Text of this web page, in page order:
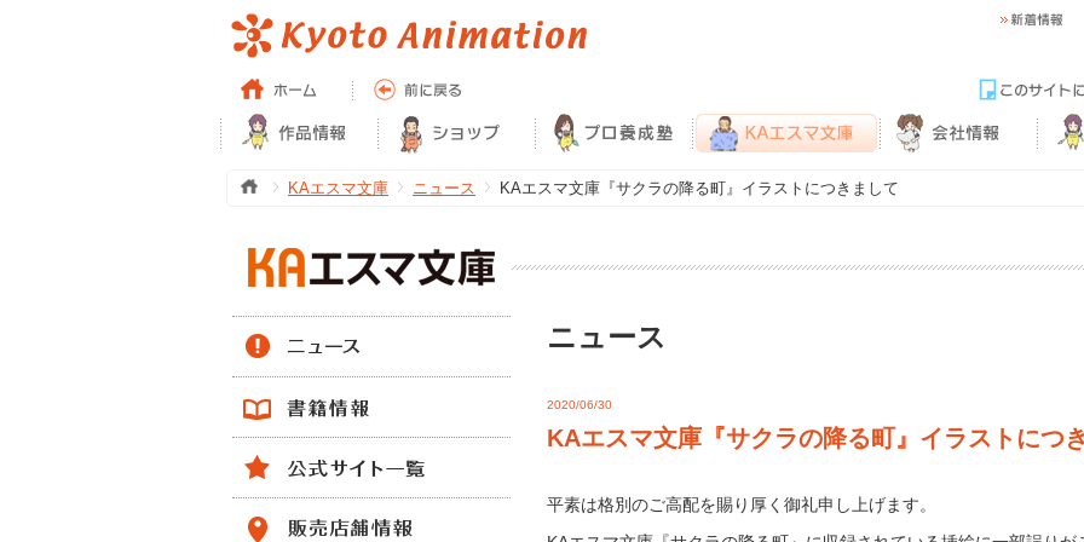
KAエスマ文庫 ニュース KAエスマ文庫『サクラの降る町』イラストにつきまして
ニュース
2020/06/30
KAエスマ文庫『サクラの降る町』イラストにつ
平素は格別のご高配を賜り厚く御礼申し上げます。